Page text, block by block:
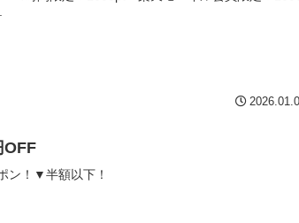
OFF
ン！▼半額以下！